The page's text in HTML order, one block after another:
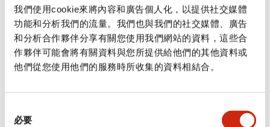
我們使用cookie來將內容和廣告個人化，以提供社交媒體
功能和分析我們的流量。我們也與我們的社交媒體、廣告
和分析合作夥伴分享有關您使用我們網站的資料，這些合
作夥伴可能會將有關資料與您所提供給他們的其他資料或
他們從您使用他們的服務時所收集的資料相結合。
必要
規格 顯示全部
審美規範
環境規範